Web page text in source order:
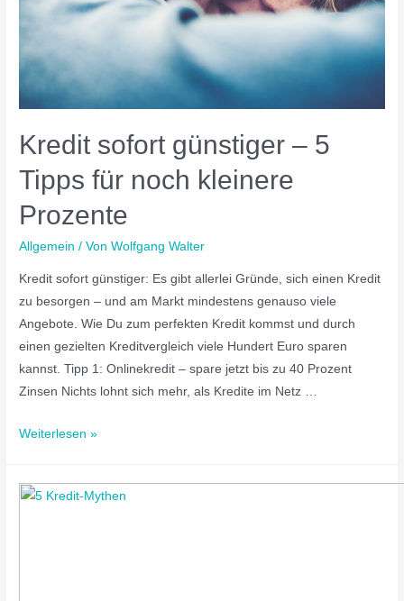
Kredit sofort günstiger – 5
Tipps für noch kleinere
Prozente
Allgemein / VonWolfgang Walter
Kredit sofort günstiger: Es gibt allerlei Gründe, sich einen Kredit
zu besorgen – und am Markt mindestens genauso viele
Angebote. Wie Du zum perfekten Kredit kommst und durch
einen gezielten Kreditvergleich viele Hundert Euro sparen
kannst. Tipp 1: Onlinekredit – spare jetzt bis zu 40 Prozent
Zinsen Nichts lohnt sich mehr, als Kredite im Netz …
Weiterlesen »